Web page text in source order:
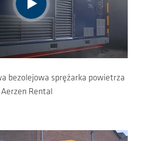
bezolejowa sprężarka powietrza
Rental